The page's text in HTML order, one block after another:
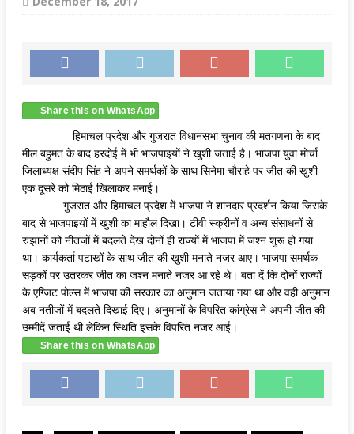
Share this on WhatsApp
हिमाचल प्रदेश और गुजरात विधानसभा चुनाव की मतगणना के बाद
मील बहुमत के बाद हरदोई में भी भाजपाइयों ने खुशी जताई है। भाजपा युवा मोर्चा
जिलाध्यक्ष संदीप सिंह ने अपने समर्थकों के साथ सिनेमा चौराहे पर जीत की खुशी
एक दूसरे को मिठाई खिलाकर मनाई।
गुजरात और हिमाचल प्रदेश में भाजपा ने शानदार प्रदर्शन किया जिसके
बाद से भाजपाइयों में खुशी का माहौल दिखा। टीवी स्क्रीनों व अन्य संसाधनों से
रुझानों को नीतजों में बदलते देख दोनों ही राज्यों में भाजपा में जश्न शुरू हो गया
था। कार्यकर्ता पटाखों के साथ जीत की खुशी मनाते नजर आए। भाजपा समर्थक
सड़कों पर उतरकर जीत का जश्न मनाते नजर आ रहे थे। बता दें कि दोनों राज्यों
के एग्जिट पोल्स में भाजपा की सरकार का अनुमान जताया गया था और वही अनुमान
अब नतीजों में बदलते दिखाई दिए। अनुमानों के विपरित कांग्रेस ने अपनी जीत की
उम्मीदें जताई थी लेकिन स्थिति इसके विपरित नजर आई।
Share this on WhatsApp